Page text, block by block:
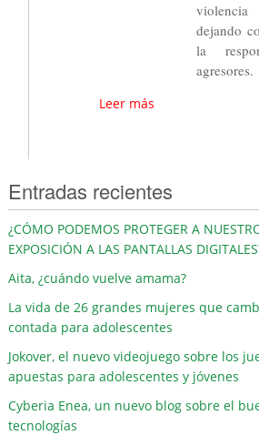
dejando
la
agresores.
Leer más
Entradas recientes
¿CÓMO PODEMOS PROTEGER A
EXPOSICIÓN A LAS PANTALLAS
Aita, ¿cuándo vuelve amama?
La vida de 26 grandes mujeres que
contada para adolescentes
Jokover, el nuevo videojuego sobre los
apuestas para adolescentes y jóvenes
Cyberia Enea, un nuevo blog sobre el
tecnologías